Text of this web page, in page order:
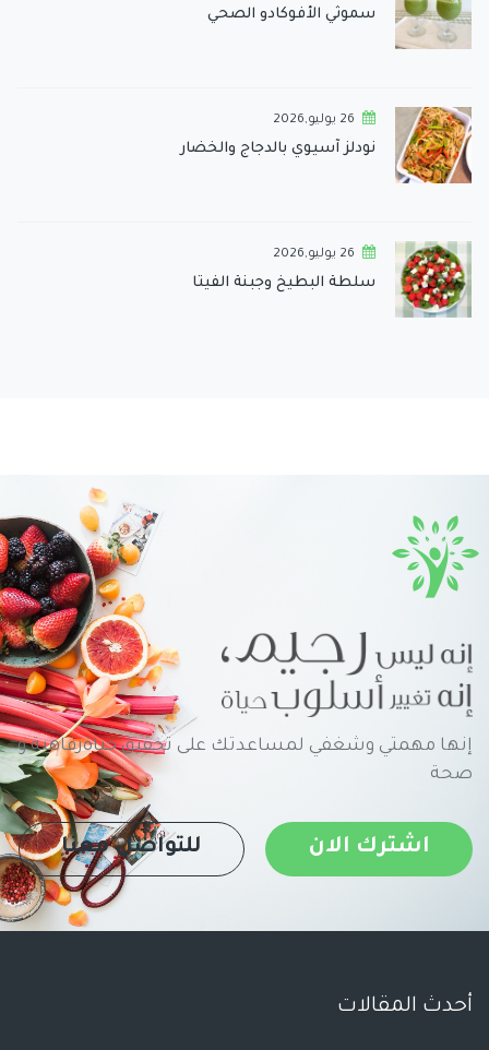
سموثي الأفوكادو الصحي
26 يوليو,2026
نودلز آسيوي بالدجاج والخضار
26 يوليو,2026
سلطة البطيخ وجبنة الفيتا
إنها مهمتي وشغفي لمساعدتك على تحقيق حياةرفاهية و
صحة
اشترك الان للتواصل معنا
أحدث المقالات